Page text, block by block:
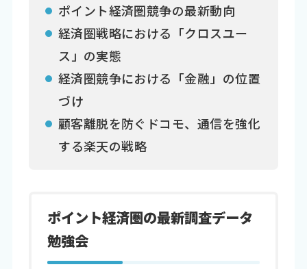
ポイント経済圏競争の最新動向
経済圏戦略における「クロスユー
ス」の実態
経済圏競争における「金融」の位置
づけ
顧客離脱を防ぐドコモ、通信を強化
する楽天の戦略
ポイント経済圏の最新調査データ
勉強会